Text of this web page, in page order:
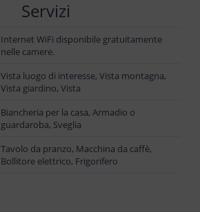
Servizi
Internet WiFi disponibile gratuitamente
nelle camere.
Vista luogo di interesse, Vista montagna,
Vista giardino, Vista
Biancheria per la casa, Armadio o
guardaroba, Sveglia
Tavolo da pranzo, Macchina da caffè,
Bollitore elettrico, Frigorifero